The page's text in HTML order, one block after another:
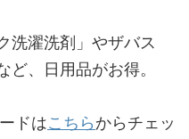
洗濯洗剤」やザバス
ど、日用品がお得。
ドはこちらからチェッ